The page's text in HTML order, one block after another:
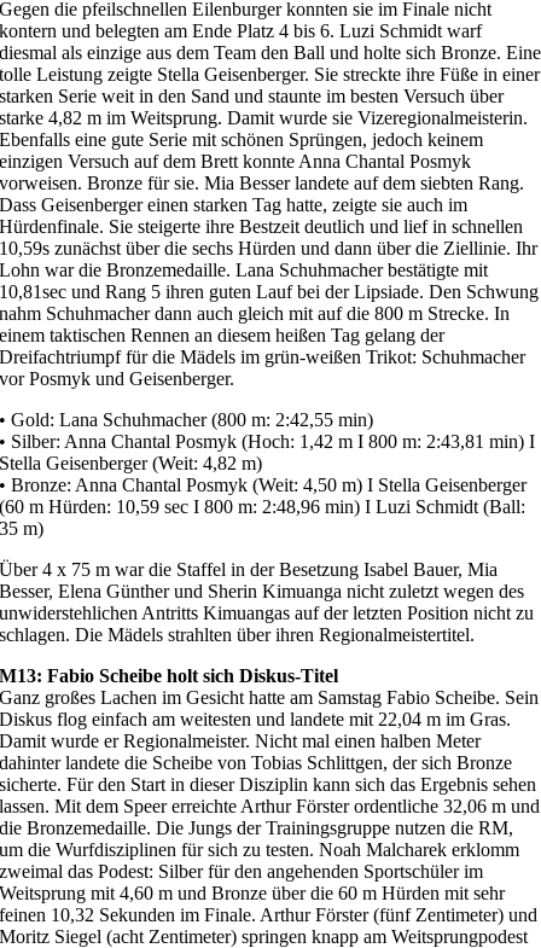
Gegen die pfeilschnellen Eilenburger konnten sie im Finale nicht
kontern und belegten am Ende Platz 4 bis 6. Luzi Schmidt warf
diesmal als einzige aus dem Team den Ball und holte sich Bronze. Eine
tolle Leistung zeigte Stella Geisenberger. Sie streckte ihre Füße in einer
starken Serie weit in den Sand und staunte im besten Versuch über
starke 4,82 m im Weitsprung. Damit wurde sie Vizeregionalmeisterin.
Ebenfalls eine gute Serie mit schönen Sprüngen, jedoch keinem
einzigen Versuch auf dem Brett konnte Anna Chantal Posmyk
vorweisen. Bronze für sie. Mia Besser landete auf dem siebten Rang.
Dass Geisenberger einen starken Tag hatte, zeigte sie auch im
Hürdenfinale. Sie steigerte ihre Bestzeit deutlich und lief in schnellen
10,59s zunächst über die sechs Hürden und dann über die Ziellinie. Ihr
Lohn war die Bronzemedaille. Lana Schuhmacher bestätigte mit
10,81sec und Rang 5 ihren guten Lauf bei der Lipsiade. Den Schwung
nahm Schuhmacher dann auch gleich mit auf die 800 m Strecke. In
einem taktischen Rennen an diesem heißen Tag gelang der
Dreifachtriumpf für die Mädels im grün-weißen Trikot: Schuhmacher
vor Posmyk und Geisenberger.
• Gold: Lana Schuhmacher (800 m: 2:42,55 min)
• Silber: Anna Chantal Posmyk (Hoch: 1,42 m I 800 m: 2:43,81 min) I
Stella Geisenberger (Weit: 4,82 m)
• Bronze: Anna Chantal Posmyk (Weit: 4,50 m) I Stella Geisenberger
(60 m Hürden: 10,59 sec I 800 m: 2:48,96 min) I Luzi Schmidt (Ball:
35 m)
Über 4 x 75 m war die Staffel in der Besetzung Isabel Bauer, Mia
Besser, Elena Günther und Sherin Kimuanga nicht zuletzt wegen des
unwiderstehlichen Antritts Kimuangas auf der letzten Position nicht zu
schlagen. Die Mädels strahlten über ihren Regionalmeistertitel.
M13: Fabio Scheibe holt sich Diskus-Titel
Ganz großes Lachen im Gesicht hatte am Samstag Fabio Scheibe. Sein
Diskus flog einfach am weitesten und landete mit 22,04 m im Gras.
Damit wurde er Regionalmeister. Nicht mal einen halben Meter
dahinter landete die Scheibe von Tobias Schlittgen, der sich Bronze
sicherte. Für den Start in dieser Disziplin kann sich das Ergebnis sehen
lassen. Mit dem Speer erreichte Arthur Förster ordentliche 32,06 m und
die Bronzemedaille. Die Jungs der Trainingsgruppe nutzen die RM,
um die Wurfdisziplinen für sich zu testen. Noah Malcharek erklomm
zweimal das Podest: Silber für den angehenden Sportschüler im
Weitsprung mit 4,60 m und Bronze über die 60 m Hürden mit sehr
feinen 10,32 Sekunden im Finale. Arthur Förster (fünf Zentimeter) und
Moritz Siegel (acht Zentimeter) springen knapp am Weitsprungpodest